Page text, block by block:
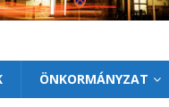
ÖNKORMÁNYZAT